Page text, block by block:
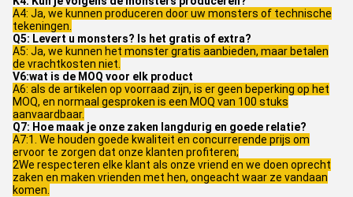
A4: Ja, we kunnen produceren door uw monsters of technische
tekeningen.
Q5: Levert u monsters? Is het gratis of extra?
A5: Ja, we kunnen het monster gratis aanbieden, maar betalen
de vrachtkosten niet.
V6:wat is de MOQ voor elk product
A6: als de artikelen op voorraad zijn, is er geen beperking op het
MOQ, en normaal gesproken is een MOQ van 100 stuks
aanvaardbaar.
Q7: Hoe maak je onze zaken langdurig en goede relatie?
A7:1. We houden goede kwaliteit en concurrerende prijs om
ervoor te zorgen dat onze klanten profiteren;
2We respecteren elke klant als onze vriend en we doen oprecht
zaken en maken vrienden met hen, ongeacht waar ze vandaan
komen.